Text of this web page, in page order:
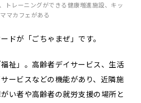
トレーニングができる健康増進施設、キッ
マカフェがある
ドが「ごちゃまぜ」です。
祉」。高齢者デイサービス、生活
ービスなどの機能があり、近隣施
い者や高齢者の就労支援の場所と